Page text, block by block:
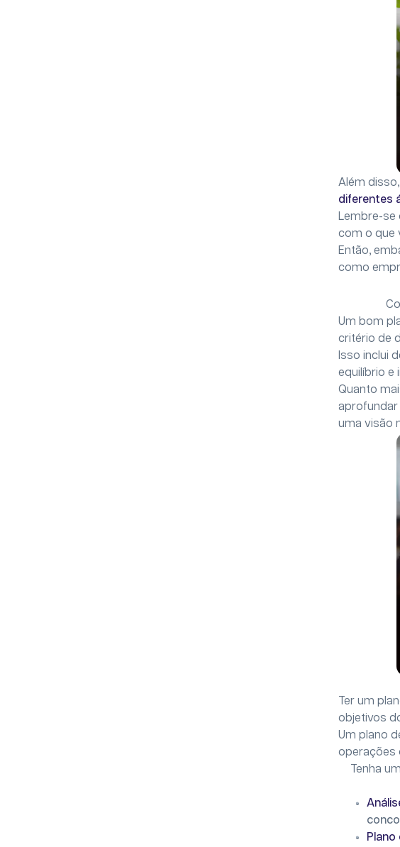
Além
diferentes
Lembre-
com o que
Então,
como
Um bom
critério de
Isso inclui
equilíbrio e
Quanto
aprofundar
uma visão
Ter um
objetivos
Um plano
operações
Tenha
Plano